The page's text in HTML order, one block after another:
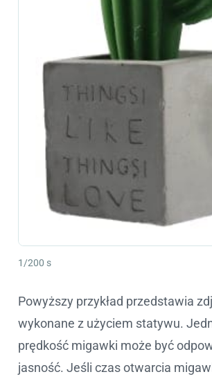
1/200 s
Powyższy przykład przedstawia
wykonane z użyciem statywu.
prędkość migawki może być
jasność. Jeśli czas otwarcia